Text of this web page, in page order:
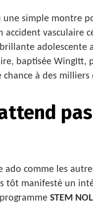
une simple montre
accident vasculaire
adolescente
baptisée WingItt,
à des milliers
ado comme les
tôt manifesté un
STEM